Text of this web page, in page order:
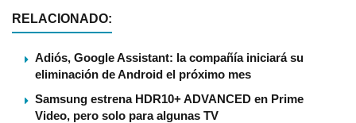
RELACIONADO:
Adiós, Google Assistant: la compañía iniciará su
eliminación de Android el próximo mes
Samsung estrena HDR10+ ADVANCED en Prime
Video, pero solo para algunas TV